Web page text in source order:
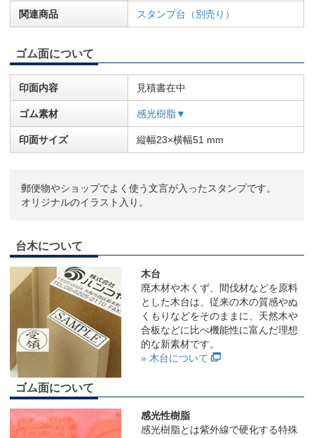
関連商品 スタンプ台（別売り）
ゴム面について
印面内容 見積書在中
ゴム素材 感光樹脂▼
印面サイズ 縦幅23×横幅51 mm
郵便物やショップでよく使う文言が入ったスタンプです。
オリジナルのイラスト入り。
台木について
木台
廃木材や木くず、間伐材などを原料
とした木台は、従来の木の質感やぬ
くもりなどをそのままに、天然木や
合板などに比べ機能性に富んだ理想
的な新素材です。
» 木台について
ゴム面について
感光性樹脂
感光樹脂とは紫外線で硬化する特殊